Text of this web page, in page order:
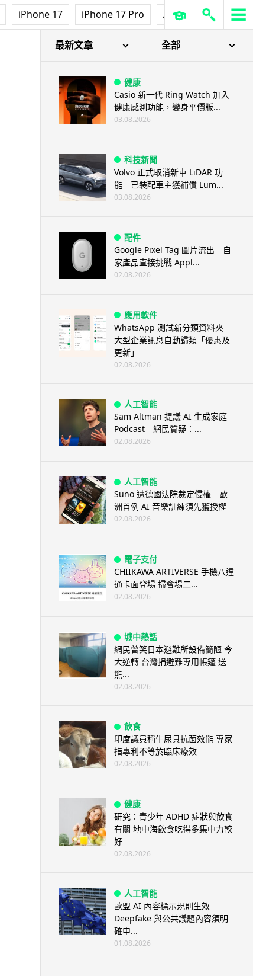
iPhone 17 iPhone 17 Pro AirPods Pro 3
最新文章 全部
健康
Casio 新一代 Ring Watch 加入
健康感測功能，變身平價版...
03.08.2026
科技新聞
Volvo 正式取消新車 LiDAR 功
能 已裝配車主獲補償 Lum...
03.08.2026
配件
Google Pixel Tag 圖片流出 自
家產品直接挑戰 Appl...
02.08.2026
應用軟件
WhatsApp 測試新分類資料夾
大型企業訊息自動歸類「優惠及
更新」
02.08.2026
人工智能
Sam Altman 提議 AI 生成家庭
Podcast 網民質疑：...
02.08.2026
人工智能
Suno 遭德國法院裁定侵權 歐
洲首例 AI 音樂訓練須先獲授權
02.08.2026
電子支付
CHIIKAWA ARTIVERSE 手機八達
通卡面登場 掃會場二...
02.08.2026
城中熱話
網民曾笑日本避難所設備簡陋 今
大逆轉 台灣捐避難專用帳篷 送
熊...
02.08.2026
飲食
印度議員稱牛尿具抗菌效能 專家
指專利不等於臨床療效
02.08.2026
健康
研究：青少年 ADHD 症狀與飲食
有關 地中海飲食吃得多集中力較
好
02.08.2026
人工智能
歐盟 AI 內容標示規則生效
Deepfake 與公共議題內容須明
確申...
01.08.2026